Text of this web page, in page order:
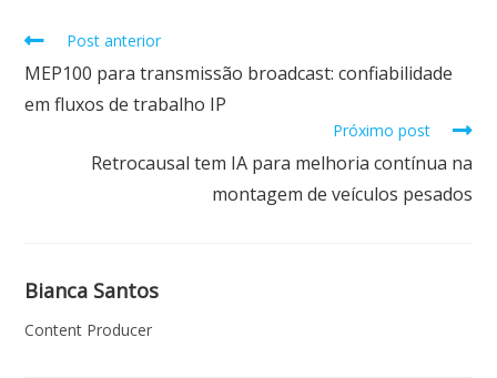
k p
Post anterior
MEP100 para transmissão broadcast: confiabilidade
em fluxos de trabalho IP
Próximo post
Retrocausal tem IA para melhoria contínua na
montagem de veículos pesados
Bianca Santos
Content Producer